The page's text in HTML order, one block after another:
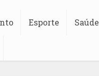
Esporte Saúde